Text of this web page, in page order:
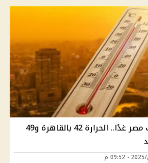
موجة حارة تضرب مصر غدًا.. الحرارة 42 بالقاهرة و49